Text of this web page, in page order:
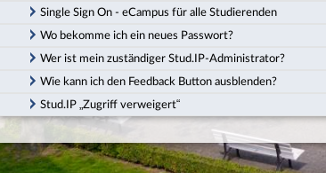
Single Sign On - eCampus für alle Studierenden
Wo bekomme ich ein neues Passwort?
Wer ist mein zuständiger Stud.IP-Administrator?
Wie kann ich den Feedback Button ausblenden?
Stud.IP „Zugriff verweigert“